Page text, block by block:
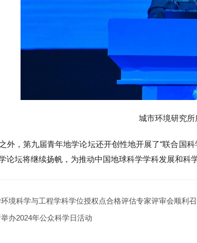
城市环境研究
外，第九届青年地学论坛还开创性地开展了“联合国
论坛将继续扬帆，为推动中国地球科学学科发展和科
境科学与工程学科学位授权点合格评估专家评审会顺利
办2024年公众科学日活动